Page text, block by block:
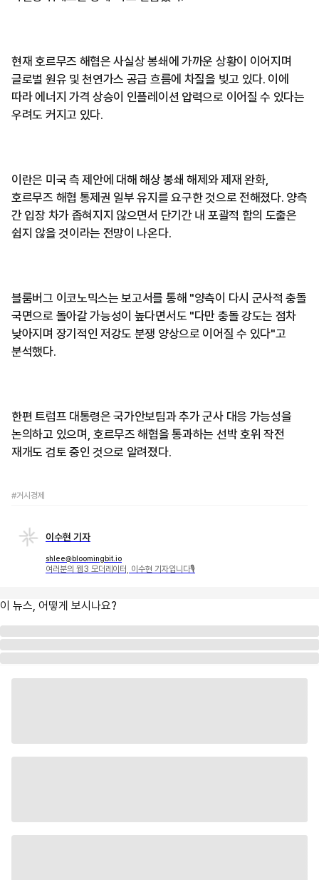
현재 호르무즈 해협은 사실상 봉쇄에 가까운 상황이 이어지며
글로벌 원유 및 천연가스 공급 흐름에 차질을 빚고 있다. 이에
따라 에너지 가격 상승이 인플레이션 압력으로 이어질 수 있다는
우려도 커지고 있다.
이란은 미국 측 제안에 대해 해상 봉쇄 해제와 제재 완화,
호르무즈 해협 통제권 일부 유지를 요구한 것으로 전해졌다. 양측
간 입장 차가 좁혀지지 않으면서 단기간 내 포괄적 합의 도출은
쉽지 않을 것이라는 전망이 나온다.
블룸버그 이코노믹스는 보고서를 통해 "양측이 다시 군사적 충돌
국면으로 돌아갈 가능성이 높다면서도 "다만 충돌 강도는 점차
낮아지며 장기적인 저강도 분쟁 양상으로 이어질 수 있다"고
분석했다.
한편 트럼프 대통령은 국가안보팀과 추가 군사 대응 가능성을
논의하고 있으며, 호르무즈 해협을 통과하는 선박 호위 작전
재개도 검토 중인 것으로 알려졌다.
#거시경제
이수현 기자
shlee@bloomingbit.io
여러분의 웹3 모더레이터, 이수현 기자입니다🎙
이 뉴스, 어떻게 보시나요?